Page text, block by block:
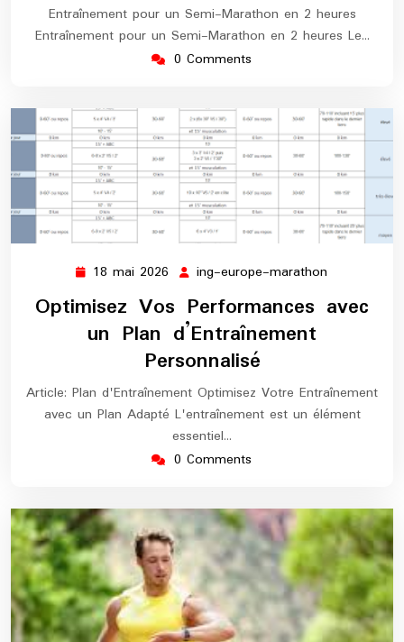
Entraînement pour un Semi-Marathon en 2 heures
Entraînement pour un Semi-Marathon en 2 heures Le…
0 Comments
18 mai 2026 18
mai
2026
ing-europe-marathon
marathon
Optimisez Vos Performances avec
un Plan d’Entraînement
Personnalisé
Article: Plan d'Entraînement Optimisez Votre Entraînement
avec un Plan Adapté L'entraînement est un élément
essentiel…
0 Comments